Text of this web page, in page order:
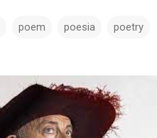
poem poesia poetry